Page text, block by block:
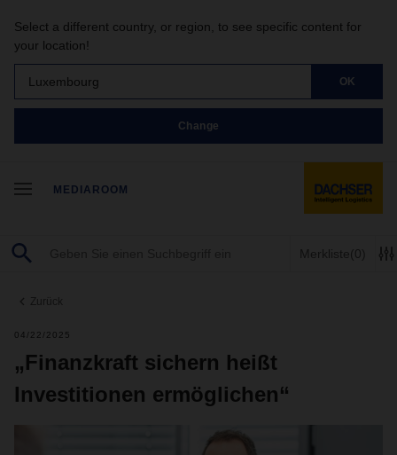
Select a different country, or region, to see specific content for
your location!
Luxembourg OK
Change
MEDIAROOM
Merkliste(0)
Zurück
04/22/2025
„Finanzkraft sichern heißt
Investitionen ermöglichen“